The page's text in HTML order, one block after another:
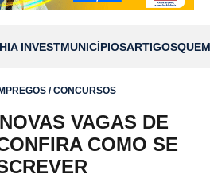
INVESTMUNICÍPIOSARTIGOS
/ CONCURSOS
VAGAS DE
COMO SE